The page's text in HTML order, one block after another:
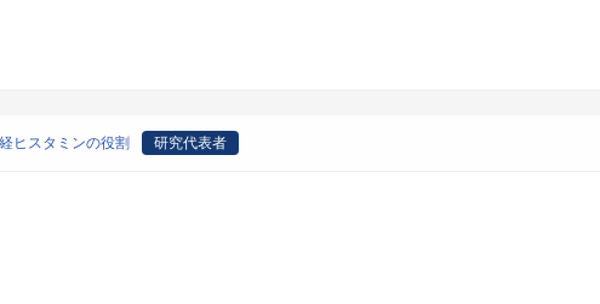
ヒスタミンの役割 研究代表者